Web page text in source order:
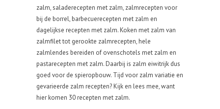
zalm, saladerecepten met zalm, zalmrecepten voor
bij de borrel, barbecuerecepten met zalm en
dagelijkse recepten met zalm. Koken met zalm van
zalmfilet tot gerookte zalmrecepten, hele
zalmlendes bereiden of ovenschotels met zalm en
pastarecepten met zalm. Daarbij is zalm eiwitrijk dus
goed voor de spieropbouw. Tijd voor zalm variatie en
gevarieerde zalm recepten? Kijk en lees mee, want
hier komen 30 recepten met zalm.